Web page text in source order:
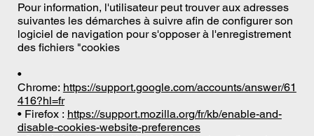
Pour information, l'utilisateur peut trouver aux adresses
suivantes les démarches à suivre afin de configurer son
logiciel de navigation pour s'opposer à l'enregistrement
des fichiers "cookies
•
Chrome: https://support.google.com/accounts/answer/61
416?hl=fr
• Firefox : https://support.mozilla.org/fr/kb/enable-and-
disable-cookies-website-preferences